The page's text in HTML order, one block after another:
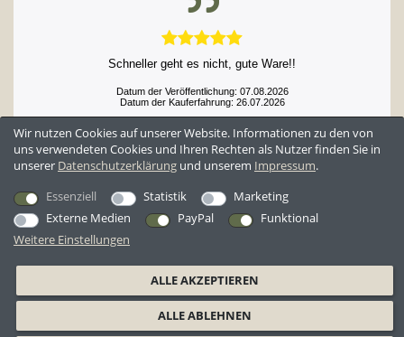
Prompte Lieferung, super Qualität,guter Preis ,alles bestens!!!!!
Datum der Veröffentlichung: 07.08.2026
Datum der Kauferfahrung: 26.07.2026
Wir nutzen Cookies auf unserer Website. Informationen zu den von
uns verwendeten Cookies und Ihren Rechten als Nutzer finden Sie in
unserer Daten­schutz­erklärung und unserem Impressum.
Essenziell
Statistik
Marketing
Externe Medien
PayPal
Funktional
Weitere Einstellungen
ALLE AKZEPTIEREN
ALLE ABLEHNEN
AGB Datenschutzerklärung Widerrufsrecht
Widerrufsformular
Barrierefreiheitserklärung
Impressum